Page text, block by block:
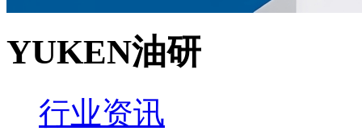
YUKEN油研
行业资讯